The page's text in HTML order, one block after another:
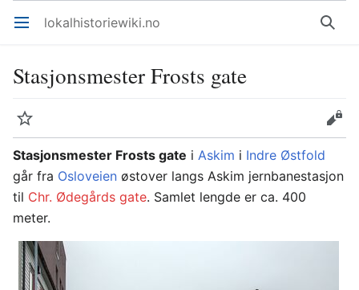
Åpne hovedmenyen lokalhistoriewiki.no Søk
Stasjonsmester Frosts gate
Overvåk
Rediger
Stasjonsmester Frosts gate i Askim i Indre Østfold
går fra Osloveien østover langs Askim jernbanestasjon
til Chr. Ødegårds gate. Samlet lengde er ca. 400
meter.